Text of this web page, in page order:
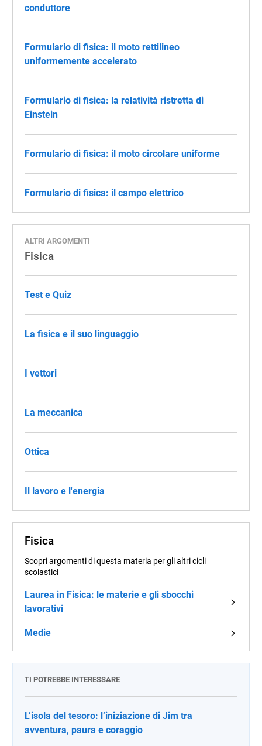
conduttore
Formulario di fisica: il moto rettilineo
uniformemente accelerato
Formulario di fisica: la relatività ristretta di
Einstein
Formulario di fisica: il moto circolare uniforme
Formulario di fisica: il campo elettrico
ALTRI ARGOMENTI
Fisica
Test e Quiz
La fisica e il suo linguaggio
I vettori
La meccanica
Ottica
Il lavoro e l'energia
Fisica
Scopri argomenti di questa materia per gli altri cicli
scolastici
Laurea in Fisica: le materie e gli sbocchi
lavorativi
Medie
TI POTREBBE INTERESSARE
L’isola del tesoro: l’iniziazione di Jim tra
avventura, paura e coraggio